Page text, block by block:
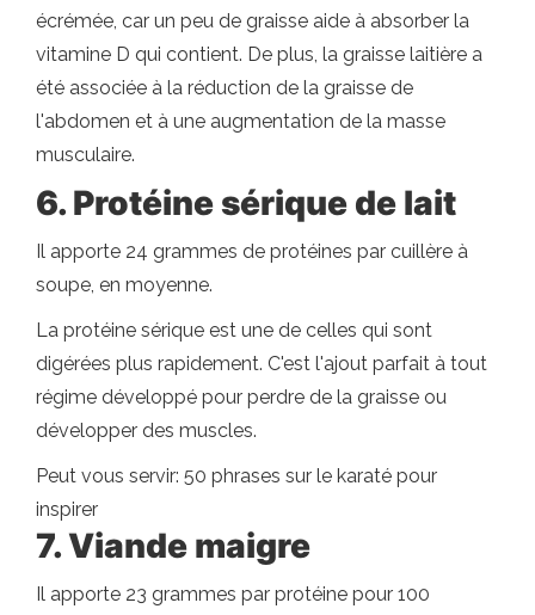
écrémée, car un peu de graisse aide à absorber la
vitamine D qui contient. De plus, la graisse laitière a
été associée à la réduction de la graisse de
l'abdomen et à une augmentation de la masse
musculaire.
6. Protéine sérique de lait
Il apporte 24 grammes de protéines par cuillère à
soupe, en moyenne.
La protéine sérique est une de celles qui sont
digérées plus rapidement. C'est l'ajout parfait à tout
régime développé pour perdre de la graisse ou
développer des muscles.
Peut vous servir: 50 phrases sur le karaté pour
inspirer
7. Viande maigre
Il apporte 23 grammes par protéine pour 100